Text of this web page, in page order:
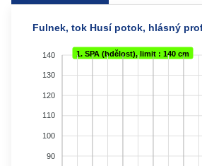
Fulnek, tok Husí potok, hlásný
140
130
120
110
100
90
1. SPA (bdělost), limit : 140 cm